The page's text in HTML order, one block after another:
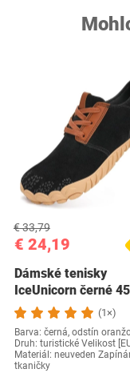
€ 24,19
€ 33,79
Dámské tenisky
IceUnicorn černé 45
(1×)
Barva: černá, odstín
Druh: turistické Velikost
Materiál: neuveden
tkaničky